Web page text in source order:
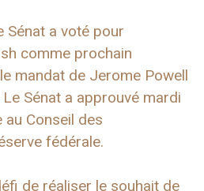
Sénat a voté pour
comme prochain
mandat de Jerome Powell
Sénat a approuvé mardi
Conseil des
fédérale.
de réaliser le souhait de